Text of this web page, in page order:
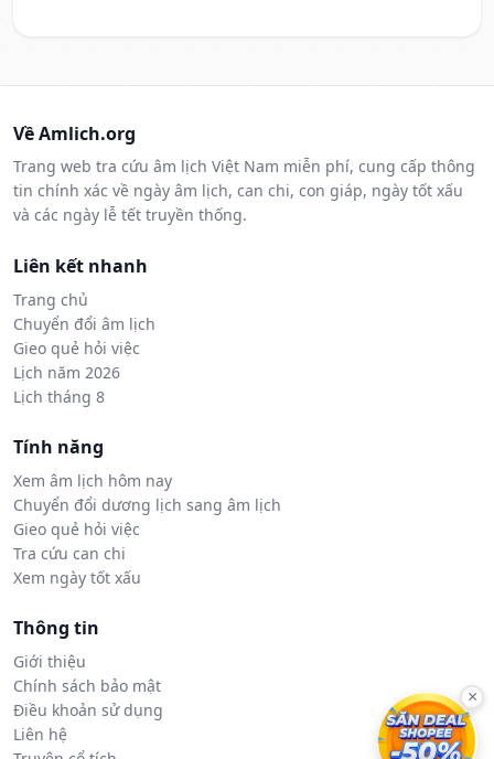
Về Amlich.org
Trang web tra cứu âm lịch Việt Nam miễn phí, cung cấp thông
tin chính xác về ngày âm lịch, can chi, con giáp, ngày tốt xấu
và các ngày lễ tết truyền thống.
Liên kết nhanh
Trang chủ
Chuyển đổi âm lịch
Gieo quẻ hỏi việc
Lịch năm 2026
Lịch tháng 8
Tính năng
Xem âm lịch hôm nay
Chuyển đổi dương lịch sang âm lịch
Gieo quẻ hỏi việc
Tra cứu can chi
Xem ngày tốt xấu
Thông tin
Giới thiệu
Chính sách bảo mật
Điều khoản sử dụng
Liên hệ
×